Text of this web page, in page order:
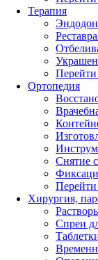
Терапия
Перейти
Ортопедия
Снятие
Перейти
Хирургия,
Спреи